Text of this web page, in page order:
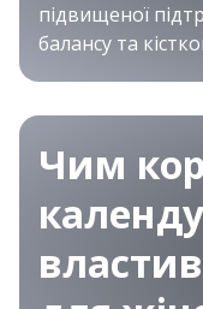
підвищеної
балансу та
Чим